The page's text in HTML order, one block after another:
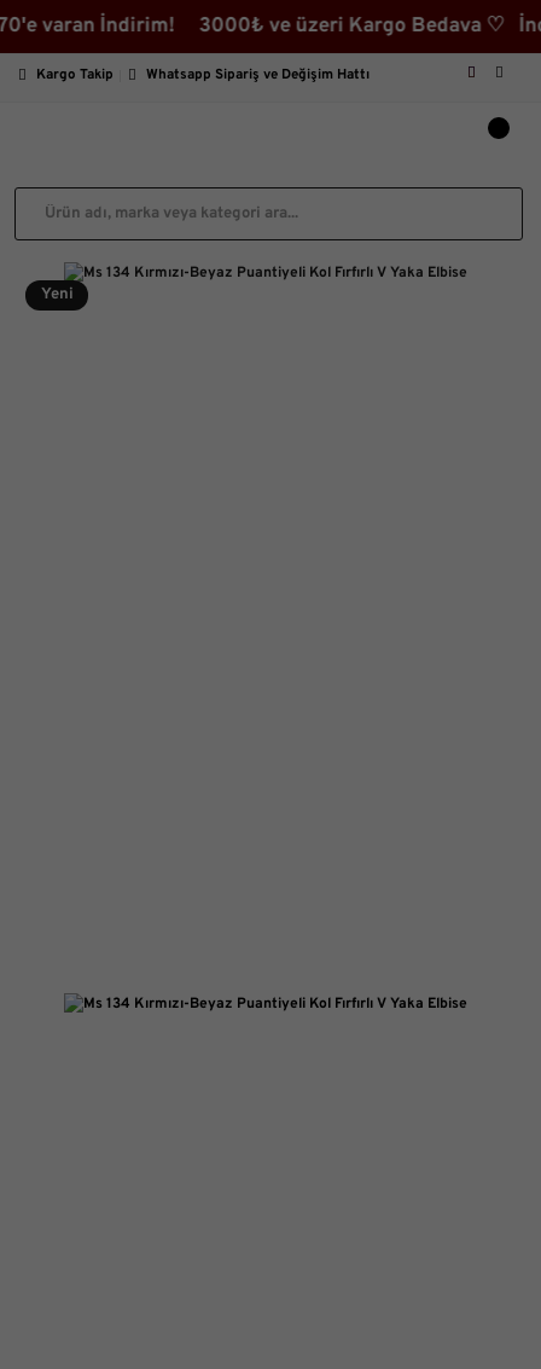
İndirim! 3000₺ ve üzeri Kargo Bedava ♡
Kargo Takip Whatsapp Sipariş ve Değişim Hattı
Yeni